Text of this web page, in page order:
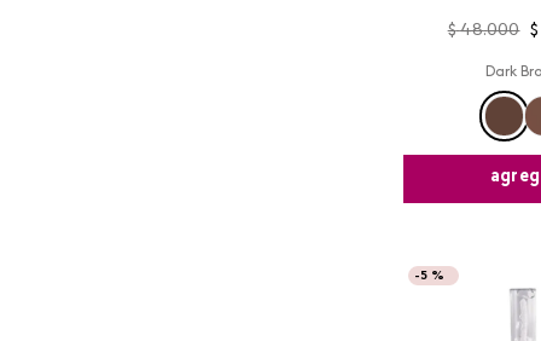
$ 48.000 $
Dark
-5 %